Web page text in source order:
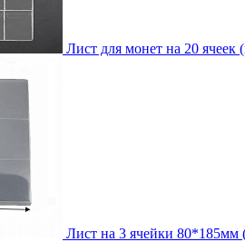
Лист для монет на 20
Лист на 3 ячейки 80*185мм